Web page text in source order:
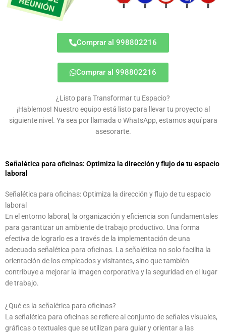
Comprar al 998802216
Comprar al 998802216
¿Listo para Transformar tu Espacio?
¡Hablemos! Nuestro equipo está listo para llevar tu proyecto al
siguiente nivel. Ya sea por llamada o WhatsApp, estamos aquí para
asesorarte.
Señalética para oficinas: Optimiza la dirección y flujo de tu espacio
laboral
Señalética para oficinas: Optimiza la dirección y flujo de tu espacio
laboral
En el entorno laboral, la organización y eficiencia son fundamentales
para garantizar un ambiente de trabajo productivo. Una forma
efectiva de lograrlo es a través de la implementación de una
adecuada señalética para oficinas. La señalética no solo facilita la
orientación de los empleados y visitantes, sino que también
contribuye a mejorar la imagen corporativa y la seguridad en el lugar
de trabajo.
¿Qué es la señalética para oficinas?
La señalética para oficinas se refiere al conjunto de señales visuales,
gráficas o textuales que se utilizan para guiar y orientar a las